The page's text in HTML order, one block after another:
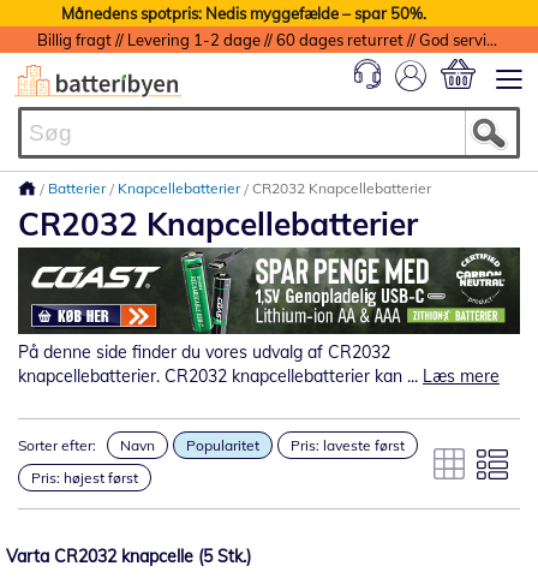
Månedens spotpris: Nedis myggefælde – spar 50%.
Billig fragt // Levering 1-2 dage // 60 dages returret // God service med garanti
Batterier Knapcellebatterier CR2032 Knapcellebatterier
CR2032 Knapcellebatterier
På denne side finder du vores udvalg af CR2032
knapcellebatterier. CR2032 knapcellebatterier kan ... Læs mere
Sorter efter: Navn Popularitet
Pris: laveste først
Pris: højest først
Varta CR2032 knapcelle (5 Stk.)